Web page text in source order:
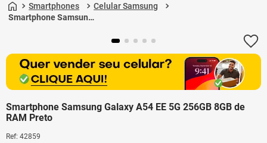
Smartphones
Celular Samsung
Smartphone Samsung
Smartphone Samsung Galaxy A54 EE 5G 256GB 8GB de
RAM Preto
Ref: 42859
1º
ps5
3º
4º
ps4